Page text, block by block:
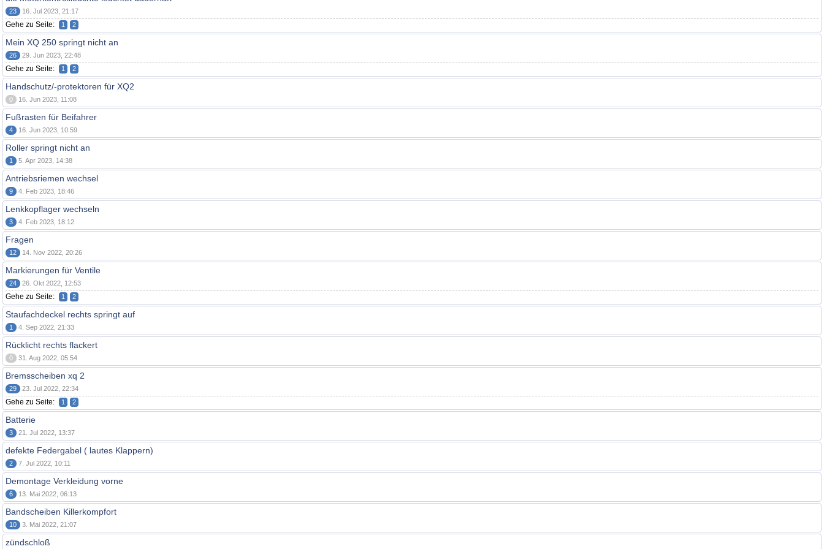
23 16. Jul 2023, 21:17
Gehe zu Seite: 1 2
Mein XQ 250 springt nicht an
26 29. Jun 2023, 22:48
Gehe zu Seite: 1 2
Handschutz/-protektoren für XQ2
0 16. Jun 2023, 11:08
Fußrasten für Beifahrer
4 16. Jun 2023, 10:59
Roller springt nicht an
1 5. Apr 2023, 14:38
Antriebsriemen wechsel
9 4. Feb 2023, 18:46
Lenkkopflager wechseln
3 4. Feb 2023, 18:12
Fragen
12 14. Nov 2022, 20:26
Markierungen für Ventile
24 26. Okt 2022, 12:53
Gehe zu Seite: 1 2
Staufachdeckel rechts springt auf
1 4. Sep 2022, 21:33
Rücklicht rechts flackert
0 31. Aug 2022, 05:54
Bremsscheiben xq 2
29 23. Jul 2022, 22:34
Gehe zu Seite: 1 2
Batterie
3 21. Jul 2022, 13:37
defekte Federgabel ( lautes Klappern)
2 7. Jul 2022, 10:11
Demontage Verkleidung vorne
6 13. Mai 2022, 06:13
Bandscheiben Killerkompfort
10 3. Mai 2022, 21:07
zündschloß